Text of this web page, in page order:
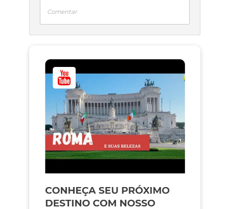
Comentar